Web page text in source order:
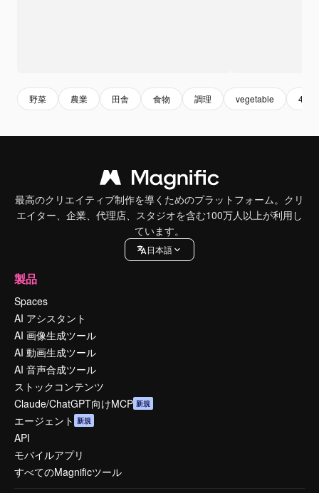
野菜 農業 田舎 食物 調理 vegetable 4k
最高のクリエイティブ制作を導くためのプラットフォーム。クリ
エイター、企業、代理店、スタジオを含む100万人以上が利用し
ています。
日本語
製品
Spaces
AI アシスタント
AI 画像生成ツール
AI 動画生成ツール
AI 音声合成ツール
ストックコンテンツ
Claude/ChatGPT向けMCP 新規
エージェント 新規
API
モバイルアプリ
すべてのMagnificツール